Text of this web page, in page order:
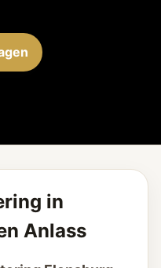
in
Anlass